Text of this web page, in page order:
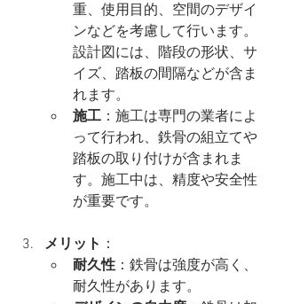
重、使用目的、空間のデザイ
ンなどを考慮して行います。
設計図には、階段の形状、サ
イズ、踏板の間隔などが含ま
れます。
施工 ：施工は専門の業者によ
って行われ、鉄骨の組立てや
踏板の取り付けが含まれま
す。施工中は、精度や安全性
が重要です。
メリット ：
耐久性 ：鉄骨は強度が高く、
耐久性があります。